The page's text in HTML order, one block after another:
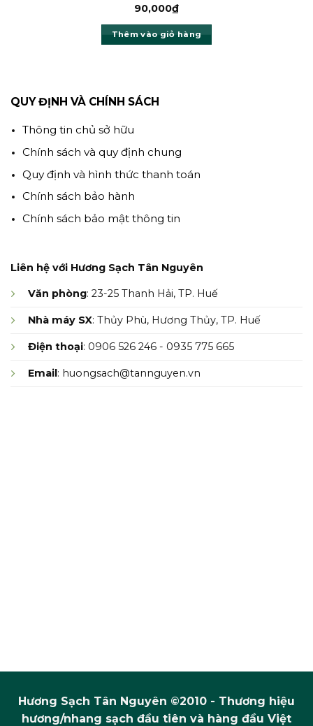
90,000₫
Thêm vào giỏ hàng
QUY ĐỊNH VÀ CHÍNH SÁCH
Thông tin chủ sở hữu
Chính sách và quy định chung
Quy định và hình thức thanh toán
Chính sách bảo hành
Chính sách bảo mật thông tin
Liên hệ với Hương Sạch Tân Nguyên
Văn phòng: 23-25 Thanh Hải, TP. Huế
Nhà máy SX: Thủy Phù, Hương Thủy, TP. Huế
Điện thoại: 0906 526 246 - 0935 775 665
Email: huongsach@tannguyen.vn
Hương Sạch Tân Nguyên ©2010 - Thương hiệu
hương/nhang sạch đầu tiên và hàng đầu Việt